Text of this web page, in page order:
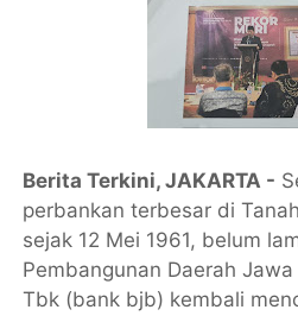
Berita Terkini, JAKARTA -
perbankan terbesar di
sejak 12 Mei 1961, belum
Pembangunan Daerah
Tbk (bank bjb) kembali